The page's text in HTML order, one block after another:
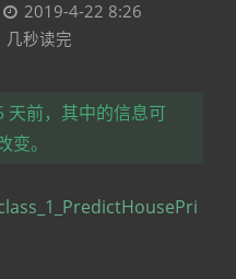
2019-4-22 8:26
几秒读完
天前，其中的信息可
。